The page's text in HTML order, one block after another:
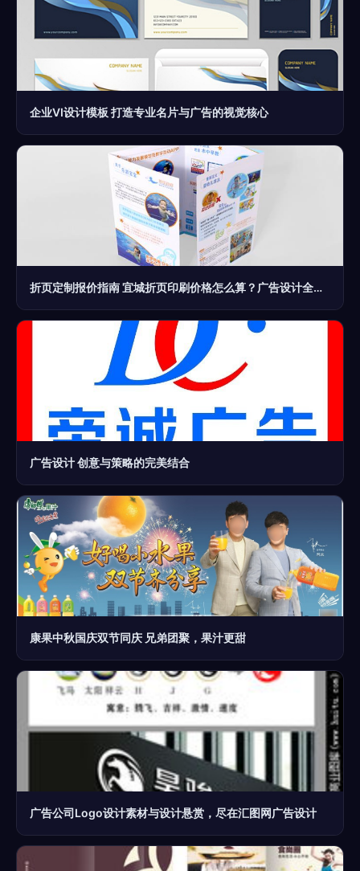
企业VI设计模板 打造专业名片与广告的视觉核心
折页定制报价指南 宜城折页印刷价格怎么算？广告设计全解析
广告设计 创意与策略的完美结合
康果中秋国庆双节同庆 兄弟团聚，果汁更甜
广告公司Logo设计素材与设计悬赏，尽在汇图网广告设计